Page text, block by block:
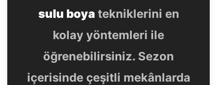
sulu boyatekniklerini en
kolay yöntemleri ile
öğrenebilirsiniz. Sezon
içerisinde çeşitli mekânlarda